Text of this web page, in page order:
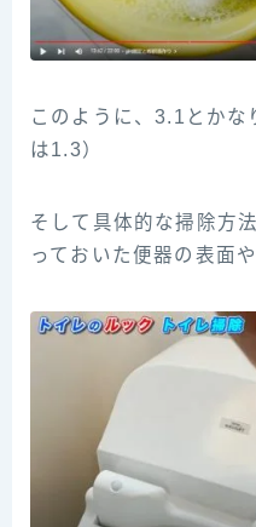
このように、3.1とかな
は1.3）
そして具体的な掃除方
っておいた便器の表面